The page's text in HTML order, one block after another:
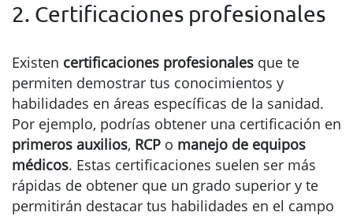
2. Certificaciones profesionales
Existen certificaciones profesionales que te
permiten demostrar tus conocimientos y
habilidades en áreas específicas de la sanidad.
Por ejemplo, podrías obtener una certificación en
primeros auxilios, RCP o manejo de equipos
médicos. Estas certificaciones suelen ser más
rápidas de obtener que un grado superior y te
permitirán destacar tus habilidades en el campo